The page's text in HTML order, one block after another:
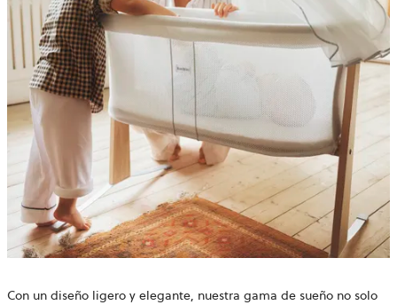
Con un diseño ligero y elegante, nuestra gama de sueño no solo